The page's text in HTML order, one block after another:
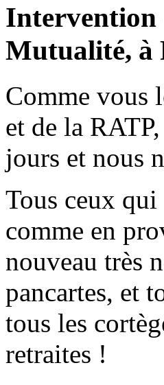
Intervention
Mutualité, à
Comme vous
et de la
jours et nous
Tous ceux qui
comme en
nouveau très
pancartes, et
tous les
retraites !